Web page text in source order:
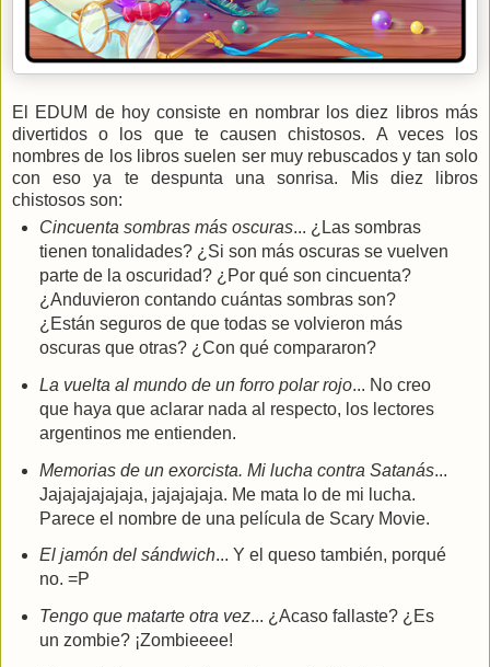
El EDUM de hoy consiste en nombrar los diez libros más
divertidos o los que te causen chistosos. A veces los
nombres de los libros suelen ser muy rebuscados y tan solo
con eso ya te despunta una sonrisa. Mis diez libros
chistosos son:
Cincuenta sombras más oscuras... ¿Las sombras
tienen tonalidades? ¿Si son más oscuras se vuelven
parte de la oscuridad? ¿Por qué son cincuenta?
¿Anduvieron contando cuántas sombras son?
¿Están seguros de que todas se volvieron más
oscuras que otras? ¿Con qué compararon?
La vuelta al mundo de un forro polar rojo... No creo
que haya que aclarar nada al respecto, los lectores
argentinos me entienden.
Memorias de un exorcista. Mi lucha contra Satanás...
Jajajajajajaja, jajajajaja. Me mata lo de mi lucha.
Parece el nombre de una película de Scary Movie.
El jamón del sándwich... Y el queso también, porqué
no. =P
Tengo que matarte otra vez... ¿Acaso fallaste? ¿Es
un zombie? ¡Zombieeee!